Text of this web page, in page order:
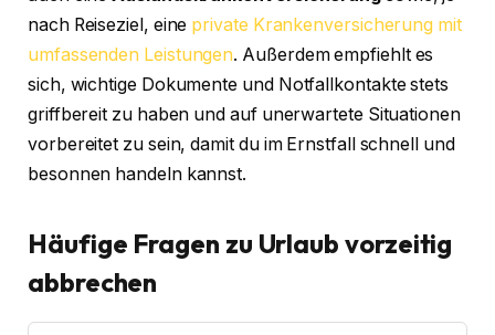
nach Reiseziel, eine private Krankenversicherung mit
umfassenden Leistungen. Außerdem empfiehlt es
sich, wichtige Dokumente und Notfallkontakte stets
griffbereit zu haben und auf unerwartete Situationen
vorbereitet zu sein, damit du im Ernstfall schnell und
besonnen handeln kannst.
Häufige Fragen zu Urlaub vorzeitig
abbrechen